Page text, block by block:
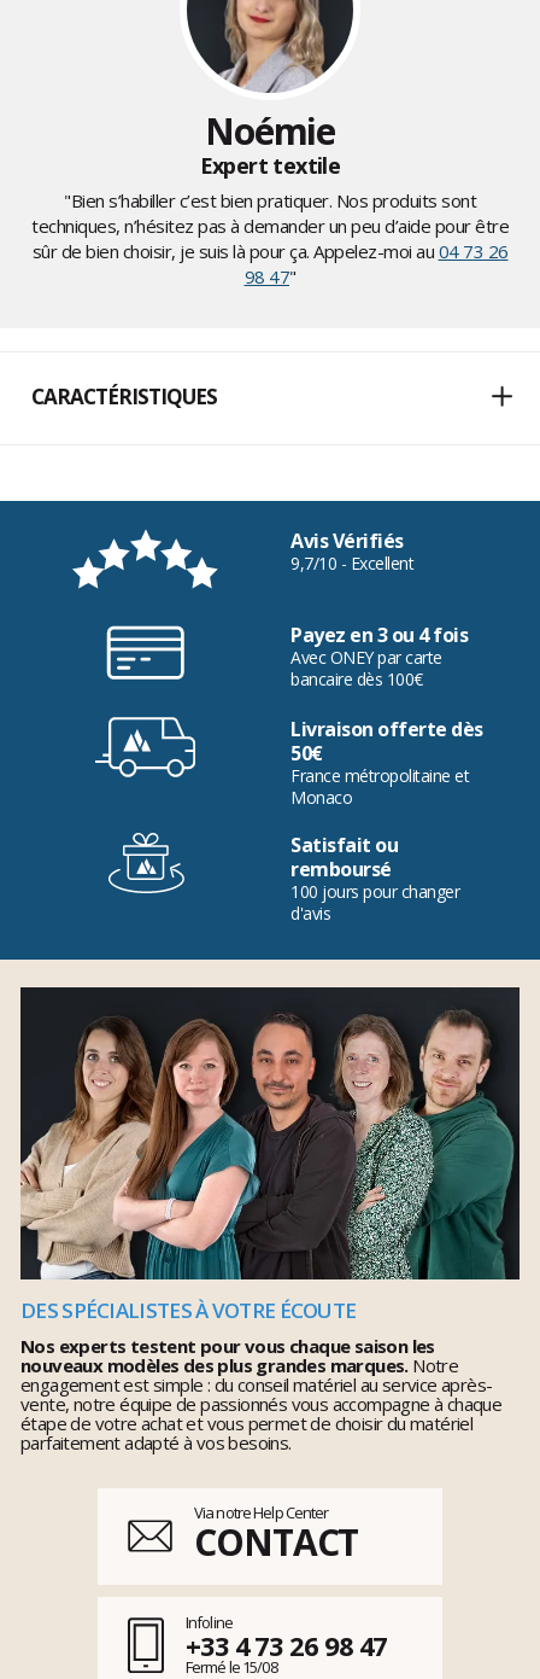
Noémie
Expert textile
"Bien s’habiller c’est bien pratiquer. Nos produits sont
techniques, n’hésitez pas à demander un peu d’aide pour être
sûr de bien choisir, je suis là pour ça. Appelez-moi au 04 73 26
98 47"
CARACTÉRISTIQUES
Avis Vérifiés
9,7/10 - Excellent
Payez en 3 ou 4 fois
Avec ONEY par carte
bancaire dès 100€
Livraison offerte dès
50€
France métropolitaine et
Monaco
Satisfait ou
remboursé
100 jours pour changer
d'avis
DES SPÉCIALISTES À VOTRE ÉCOUTE
Nos experts testent pour vous chaque saison les
nouveaux modèles des plus grandes marques.Notre
engagement est simple : du conseil matériel au service après-
vente, notre équipe de passionnés vous accompagne à chaque
étape de votre achat et vous permet de choisir du matériel
parfaitement adapté à vos besoins.
Via notre Help Center
CONTACT
Infoline
+33 4 73 26 98 47
Fermé le 15/08